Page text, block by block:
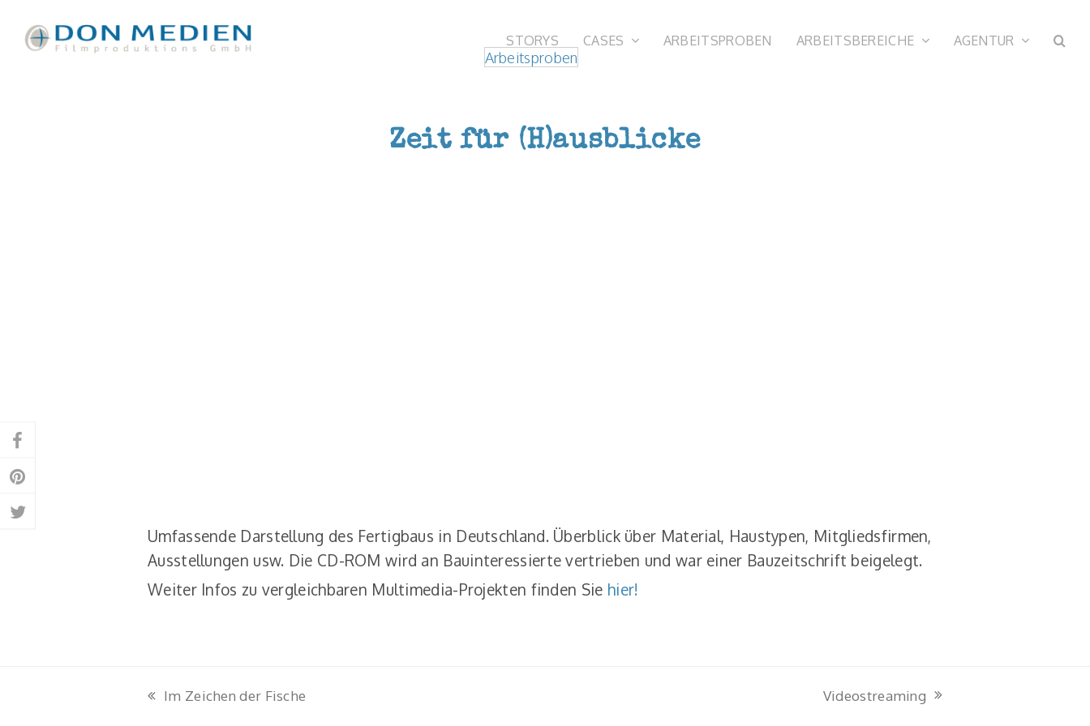
STORYS CASES ARBEITSPROBEN ARBEITSBEREICHE AGENTUR
Zeit für (H)ausblicke
Arbeitsproben
Umfassende Darstellung des Fertigbaus in Deutschland. Überblick über Material, Haustypen, Mitgliedsfirmen,
Ausstellungen usw. Die CD-ROM wird an Bauinteressierte vertrieben und war einer Bauzeitschrift beigelegt.
Weiter Infos zu vergleichbaren Multimedia-Projekten finden Sie hier!
Auf
Facebook
Auf
Pinterest
Auf
vorheriger
Im Zeichen der Fische
Nächster
Videostreaming